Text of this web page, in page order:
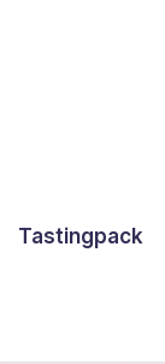
Tastingpack